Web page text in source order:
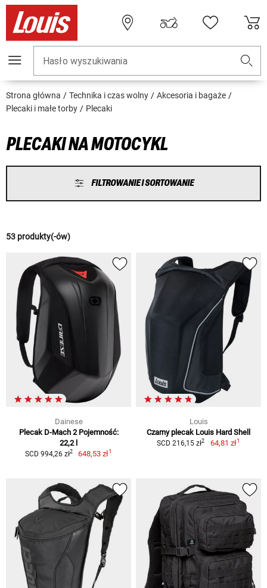
Hasło wyszukiwania
Strona główna Technika i czas wolny
Akcesoria i bagaże
Plecaki i małe torby
Plecaki
PLECAKI NA MOTOCYKL
FILTROWANIE I SORTOWANIE
53 produkty(-ów)
Dainese
Plecak D-Mach 2 Pojemność:
22,2 l
SCD 994,26 zł2 648,53 zł1
Louis
Czarny plecak Louis Hard Shell
SCD 216,15 zł2 64,81 zł1